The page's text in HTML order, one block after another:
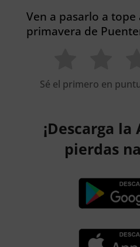
Ven a pasarlo a tope
primavera de
Sé el primero en
¡Descarga
pierdas